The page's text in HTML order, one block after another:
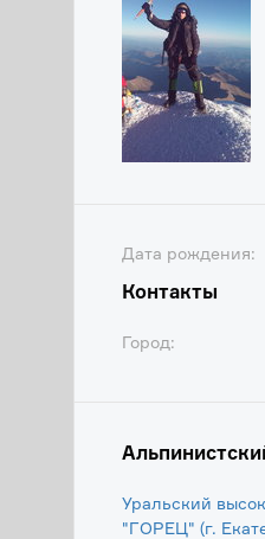
Дата рождения:
Контакты
Город:
Уральский
"ГОРЕЦ" (г.